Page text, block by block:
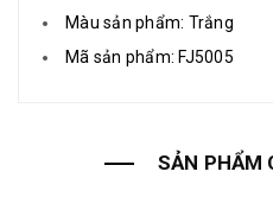
Màu sản phẩm: Trắng
Mã sản phẩm: FJ5005
SẢN PHẨM